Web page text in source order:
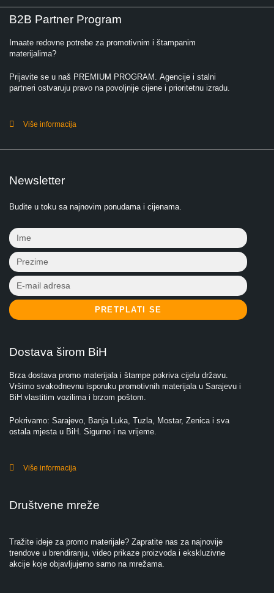
B2B Partner Program
Imaate redovne potrebe za promotivnim i štampanim
materijalima?
Prijavite se u naš PREMIUM PROGRAM. Agencije i stalni
partneri ostvaruju pravo na povoljnije cijene i prioritetnu izradu.
Više informacija
Newsletter
Budite u toku sa najnovim ponudama i cijenama.
PRETPLATI SE
Dostava širom BiH
Brza dostava promo materijala i štampe pokriva cijelu državu.
Vršimo svakodnevnu isporuku promotivnih materijala u Sarajevu i
BiH vlastitim vozilima i brzom poštom.
Pokrivamo: Sarajevo, Banja Luka, Tuzla, Mostar, Zenica i sva
ostala mjesta u BiH. Sigurno i na vrijeme.
Više informacija
Društvene mreže
Tražite ideje za promo materijale? Zapratite nas za najnovije
trendove u brendiranju, video prikaze proizvoda i ekskluzivne
akcije koje objavljujemo samo na mrežama.